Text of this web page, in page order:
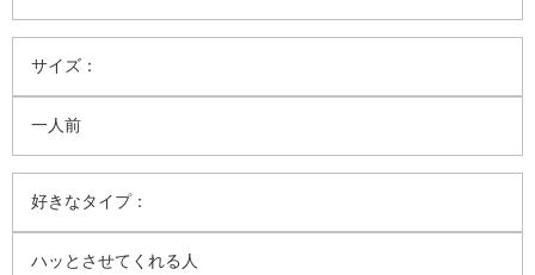
サイズ：
一人前
好きなタイプ：
ハッとさせてくれる人